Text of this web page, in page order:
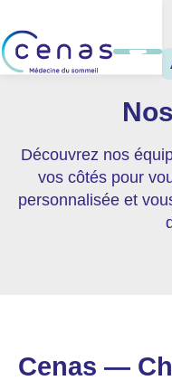
Découvrez nos
vos côtés pour
personnalisée et
Cenas —